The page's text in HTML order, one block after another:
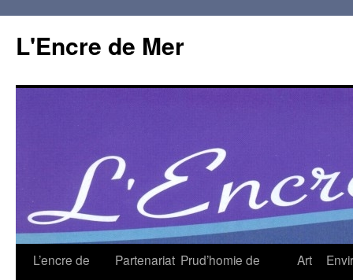
L'Encre de Mer
L’encre de
Partenariat Prud’homie de
Art